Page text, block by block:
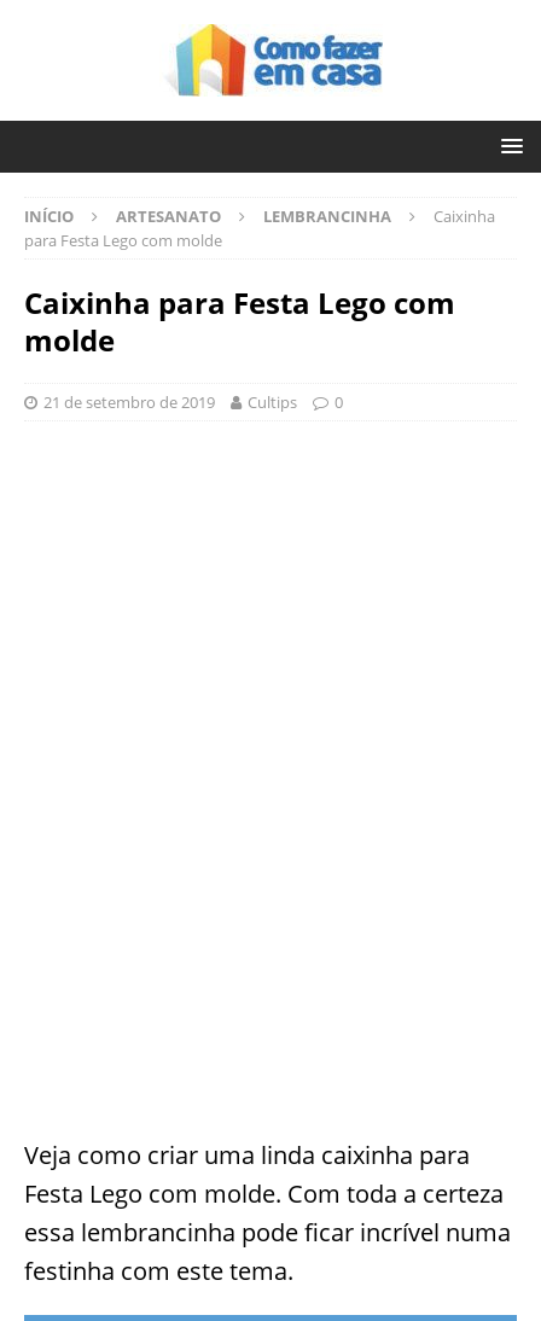
INÍCIO ARTESANATO LEMBRANCINHA
Caixinha
para Festa Lego com molde
Caixinha para Festa Lego com
molde
21 de setembro de 2019 Cultips 0
Veja como criar uma linda caixinha para
Festa Lego com molde. Com toda a certeza
essa lembrancinha pode ficar incrível numa
festinha com este tema.